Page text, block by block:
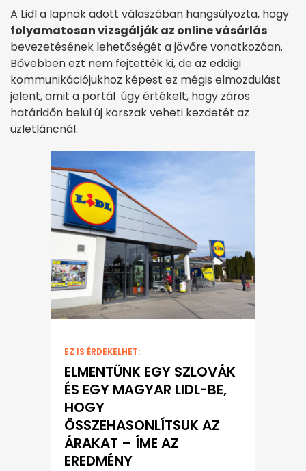
A Lidl a lapnak adott válaszában hangsúlyozta, hogy
folyamatosan vizsgálják az online vásárlás
bevezetésének lehetőségét a jövőre vonatkozóan.
Bővebben ezt nem fejtették ki, de az eddigi
kommunikációjukhoz képest ez mégis elmozdulást
jelent, amit a portál úgy értékelt, hogy záros
határidőn belül új korszak veheti kezdetét az
üzletláncnál.
EZ IS ÉRDEKELHET:
ELMENTÜNK EGY SZLOVÁK
ÉS EGY MAGYAR LIDL-BE,
HOGY
ÖSSZEHASONLÍTSUK AZ
ÁRAKAT – ÍME AZ
EREDMÉNY